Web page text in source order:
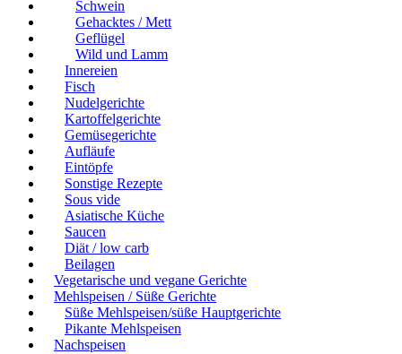
Schwein
Gehacktes / Mett
Geflügel
Wild und Lamm
Innereien
Fisch
Nudelgerichte
Kartoffelgerichte
Gemüsegerichte
Aufläufe
Eintöpfe
Sonstige Rezepte
Sous vide
Asiatische Küche
Saucen
Diät / low carb
Beilagen
Vegetarische und vegane Gerichte
Mehlspeisen / Süße Gerichte
Süße Mehlspeisen/süße Hauptgerichte
Pikante Mehlspeisen
Nachspeisen